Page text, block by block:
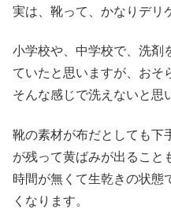
実は、靴って、かなりデリ
小学校や、中学校で、洗剤
ていたと思いますが、おそ
そんな感じで洗えないと思
靴の素材が布だとしても下
が残って黄ばみが出ること
時間が無くて生乾きの状態
くなります。